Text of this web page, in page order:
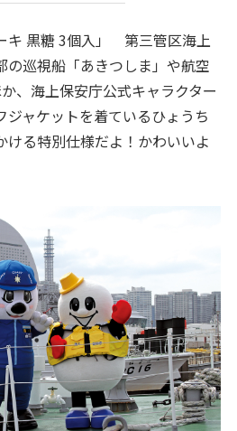
キ 黒糖 3個入」 第三管区海上
の巡視船「あきつしま」や航空
、海上保安庁公式キャラクター
ジャケットを着ているひょうち
ける特別仕様だよ！かわいいよ